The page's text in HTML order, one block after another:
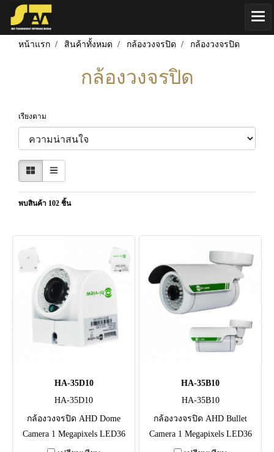
หน้าแรก สินค้าทั้งหมด กล้องวงจรปิด กล้องวงจรปิด
กล้องวงจรปิด
เรียงตาม
พบสินค้า 102 ชิ้น
HA-35D10
HA-35D10
กล้องวงจรปิด AHD Dome
Camera 1 Megapixels LED36
ดวง, ระยะ 10-15M เลนส์
HA-35B10
HA-35B10
กล้องวงจรปิด AHD Bullet
Camera 1 Megapixels LED36
ดวง, ระยะ 20M เลนส์